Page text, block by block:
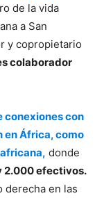
de la vida
a San
y copropietario
colaborador
conexiones con
en África, como
donde
2.000 efectivos.
derecha en las